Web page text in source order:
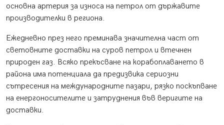
основна артерия за износа на петрол от държавите
производителки в региона.
Ежедневно през него преминава значителна част от
световните доставки на суров петрол и втечнен
природен газ. Всяко прекъсване на корабоплаването в
района има потенциала да предизвика сериозни
сътресения на международните пазари, рязко поскъпване
на енергоносителите и затруднения във веригите на
доставки.